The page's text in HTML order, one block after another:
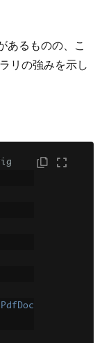
あるものの、こ
リの強みを示し
PdfDoc